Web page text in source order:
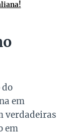
do
em
verdadeiras
em